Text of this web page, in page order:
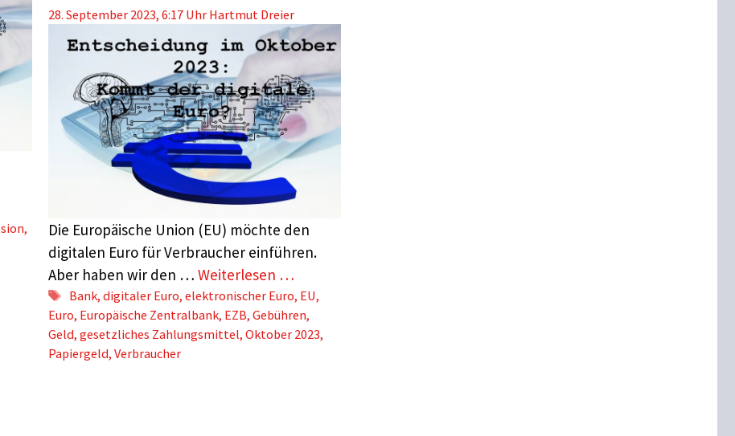
,
28. September 2023, 6:17 Uhr Hartmut Dreier
Die Europäische Union (EU) möchte den
digitalen Euro für Verbraucher einführen.
Aber haben wir den …Weiterlesen …
Schlagwörter
Bank,digitaler Euro,elektronischer Euro, EU,
Euro, Europäische Zentralbank, EZB,Gebühren,
Geld,gesetzliches Zahlungsmittel,Oktober 2023,
Papiergeld,Verbraucher